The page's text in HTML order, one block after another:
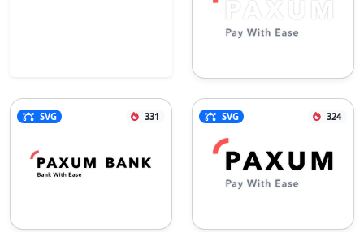
SVG 331 SVG 324